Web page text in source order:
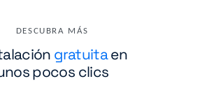
DESCUBRA MÁS
gratuitaen
pocos clics